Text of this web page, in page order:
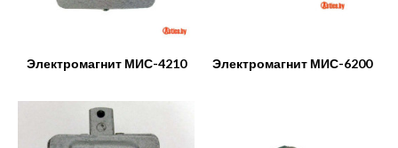
Электромагнит МИС-4210 Электромагнит МИС-6200